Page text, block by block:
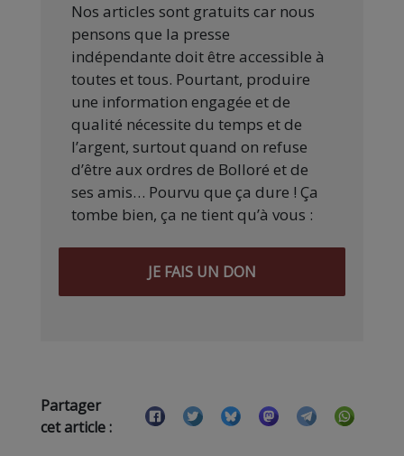
Nos articles sont gratuits car nous
pensons que la presse
indépendante doit être accessible à
toutes et tous. Pourtant, produire
une information engagée et de
qualité nécessite du temps et de
l’argent, surtout quand on refuse
d’être aux ordres de Bolloré et de
ses amis… Pourvu que ça dure ! Ça
tombe bien, ça ne tient qu’à vous :
JE FAIS UN DON
Partager
cet article :